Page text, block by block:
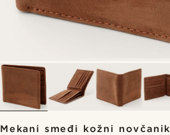
Mekani smeđi kožni novčanik